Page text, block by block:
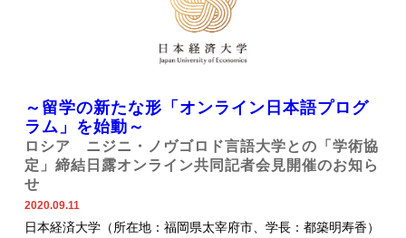
～留学の新たな形「オンライン日本語プログ
ラム」を始動～
ロシア ニジニ・ノヴゴロド言語大学との「学術協
定」締結日露オンライン共同記者会見開催のお知ら
せ
2020.09.11
日本経済大学（所在地：福岡県太宰府市、学長：都築明寿香）